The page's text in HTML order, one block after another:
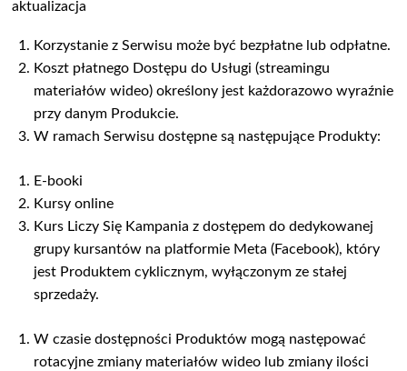
aktualizacja
Korzystanie z Serwisu może być bezpłatne lub odpłatne.
Koszt płatnego Dostępu do Usługi (streamingu
materiałów wideo) określony jest każdorazowo wyraźnie
przy danym Produkcie.
W ramach Serwisu dostępne są następujące Produkty:
E-booki
Kursy online
Kurs Liczy Się Kampania z dostępem do dedykowanej
grupy kursantów na platformie Meta (Facebook), który
jest Produktem cyklicznym, wyłączonym ze stałej
sprzedaży.
W czasie dostępności Produktów mogą następować
rotacyjne zmiany materiałów wideo lub zmiany ilości